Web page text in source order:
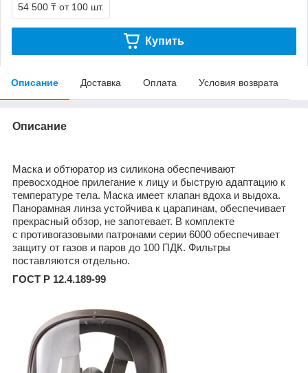
54 500 ₸ от 100 шт.
Купить
Описание Доставка Оплата Условия возврата
Описание
Маска и обтюратор из силикона обеспечивают
превосходное прилегание к лицу и быструю адаптацию к
температуре тела. Маска имеет клапан вдоха и выдоха.
Панорамная линза устойчива к царапинам, обеспечивает
прекрасный обзор, не запотевает. В комплекте
с противогазовыми патронами серии 6000 обеспечивает
защиту от газов и паров до 100 ПДК. Фильтры
поставляются отдельно.
ГОСТ Р 12.4.189-99